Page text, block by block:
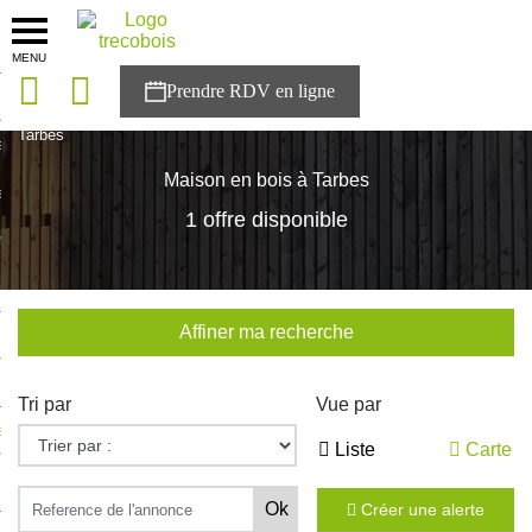
MENU
solutions
Trecobois
à NESTOR
Tarbes
Maison en bois à Tarbes
1 offre disponible
Affiner ma recherche
Tri par Vue par
Liste Carte
Créer une alerte